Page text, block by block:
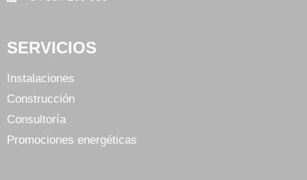
SERVICIOS
Instalaciones
Construcción
Consultoría
Promociones energéticas